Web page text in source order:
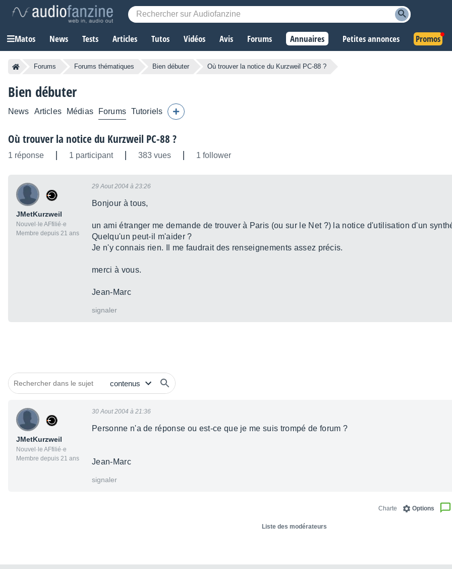
Matos News Tests Articles Tutos Vidéos Avis Forums Annuaires Petites annonces Promos
Forums Forums thématiques Bien débuter Où trouver la notice du Kurzweil PC-88 ?
Bien débuter
News Articles Médias Forums Tutoriels
Où trouver la notice du Kurzweil PC-88 ?
1 réponse 1 participant 383 vues 1 follower
JMetKurzweil
Nouvel·le AFfilié·e
Membre depuis 21 ans
29 Aout 2004 à 23:26
Bonjour à tous,
un ami étranger me demande de trouver à Paris (ou sur le Net ?) la notice d'utilisation d'un
Quelqu'un peut-il m'aider ?
Je n'y connais rien. Il me faudrait des renseignements assez précis.
merci à vous.
Jean-Marc
signaler
JMetKurzweil
Nouvel·le AFfilié·e
Membre depuis 21 ans
30 Aout 2004 à 21:36
Personne n'a de réponse ou est-ce que je me suis trompé de forum ?
Jean-Marc
signaler
Options
Charte
Liste des modérateurs